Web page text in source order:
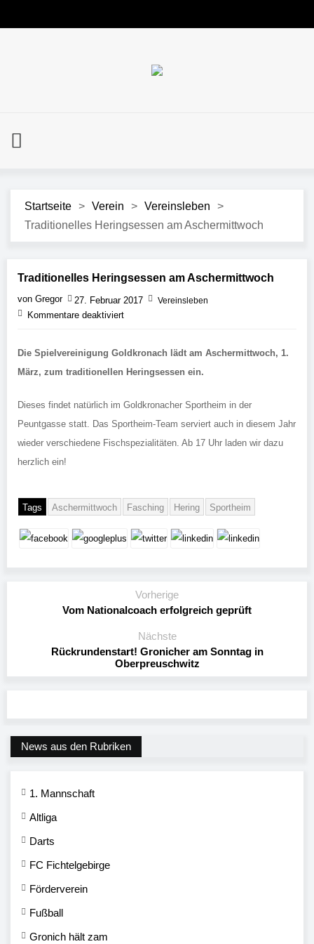
Startseite > Verein > Vereinsleben
>
Traditionelles Heringsessen am Aschermittwoch
Traditionelles Heringsessen am Aschermittwoch
von Gregor 27. Februar 2017 Vereinsleben
Kommentare deaktiviert
Die Spielvereinigung Goldkronach lädt am Aschermittwoch, 1.
März, zum traditionellen Heringsessen ein.
Dieses findet natürlich im Goldkronacher Sportheim in der
Peuntgasse statt. Das Sportheim-Team serviert auch in diesem Jahr
wieder verschiedene Fischspezialitäten. Ab 17 Uhr laden wir dazu
herzlich ein!
Tags Aschermittwoch Fasching Hering Sportheim
Vorherige
Vom Nationalcoach erfolgreich geprüft
Nächste
Rückrundenstart! Gronicher am Sonntag in
Oberpreuschwitz
News aus den Rubriken
1. Mannschaft
Altliga
Darts
FC Fichtelgebirge
Förderverein
Fußball
Gronich hält zam